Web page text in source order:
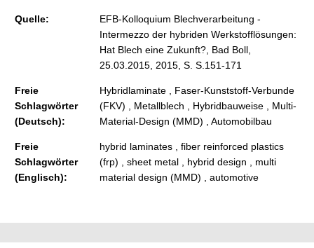
Quelle:
EFB-Kolloquium Blechverarbeitung -
Intermezzo der hybriden Werkstofflösungen:
Hat Blech eine Zukunft?, Bad Boll,
25.03.2015, 2015, S. S.151-171
Freie
Schlagwörter
(Deutsch):
Hybridlaminate , Faser-Kunststoff-Verbunde
(FKV) , Metallblech , Hybridbauweise , Multi-
Material-Design (MMD) , Automobilbau
Freie
Schlagwörter
(Englisch):
hybrid laminates , fiber reinforced plastics
(frp) , sheet metal , hybrid design , multi
material design (MMD) , automotive